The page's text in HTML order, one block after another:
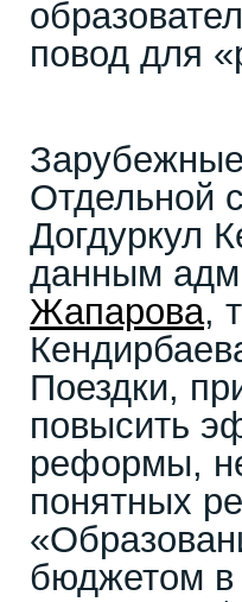
повод для
Отдельной
Догдуркул
данным
Жапарова,
Поездки,
повысить
реформы,
понятных
бюджетом в